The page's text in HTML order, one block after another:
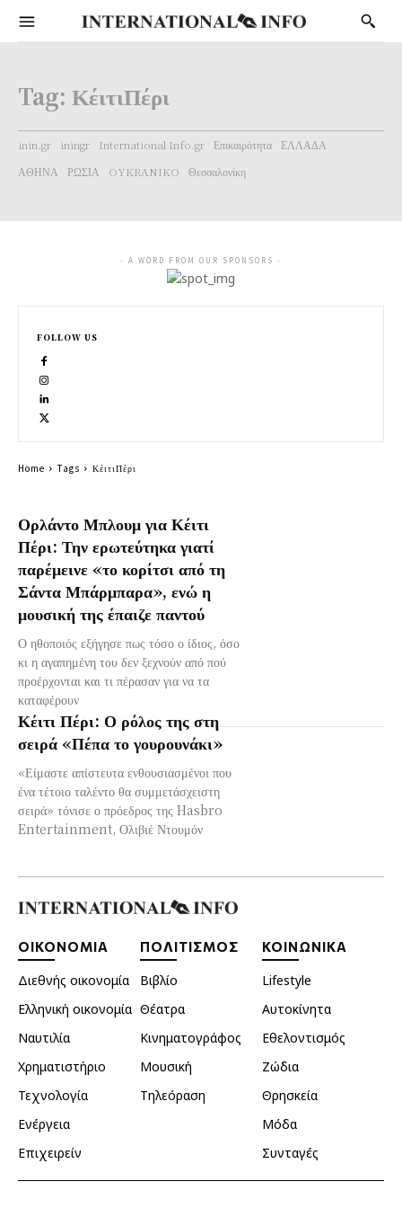
Tag: ΚέιτιΠέρι
inin.gr iningr International Info.gr Επικαιρότητα
ΕΛΛΑΔΑ
ΑΘΗΝΑ
ΡΩΣΙΑ OYKRANIKO Θεσσαλονίκη
Ορλάντο Μπλουμ για Κέιτι
Πέρι: Την ερωτεύτηκα γιατί
παρέμεινε «το κορίτσι από τη
Σάντα Μπάρμπαρα», ενώ η
μουσική της έπαιζε παντού
Ο ηθοποιός εξήγησε πως τόσο ο ίδιος, όσο
κι η αγαπημένη του δεν ξεχνούν από πού
προέρχονται και τι πέρασαν για να τα
καταφέρουν
Κέιτι Πέρι: Ο ρόλος της στη
σειρά «Πέπα το γουρουνάκι»
«Είμαστε απίστευτα ενθουσιασμένοι που
ένα τέτοιο ταλέντο θα συμμετάσχειστη
σειρά» τόνισε ο πρόεδρος της Hasbro
Entertainment, Ολιβιέ Ντουμόν
- A WORD FROM OUR SPONSORS -
FOLLOW US
Home Tags ΚέιτιΠέρι
ΟΙΚΟΝΟΜΙΑ
Διεθνής οικονομία
Ελληνική οικονομία
Ναυτιλία
Χρηματιστήριο
Τεχνολογία
Ενέργεια
Επιχειρείν
ΠΟΛΙΤΙΣΜΟΣ
Βιβλίο
Θέατρα
Κινηματογράφος
Μουσική
Τηλεόραση
ΚΟΙΝΩΝΙΚΑ
Lifestyle
Αυτοκίνητα
Εθελοντισμός
Ζώδια
Θρησκεία
Μόδα
Συνταγές